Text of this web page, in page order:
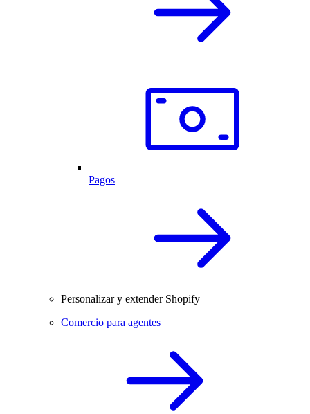
Pagos
Personalizar y extender Shopify
Comercio para agentes